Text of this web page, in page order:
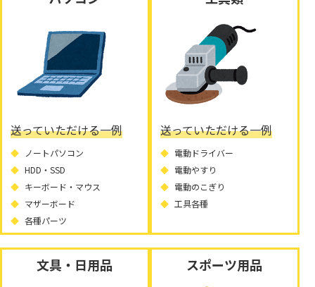
送っていただける一例
ノートパソコン
HDD・SSD
キーボード・マウス
マザーボード
各種パーツ
送っていただける一例
電動ドライバー
電動やすり
電動のこぎり
工具各種
文具・日用品 スポーツ用品